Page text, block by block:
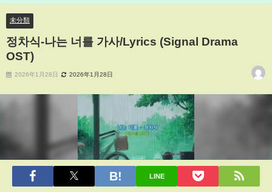
未分類
정차식-나는 너를 가사/Lyrics (Signal Drama
OST)
2026年1月28日 2026年1月28日
LINE